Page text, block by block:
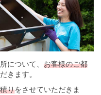
について、 お客様のご都
きます。
りをさせていただきま